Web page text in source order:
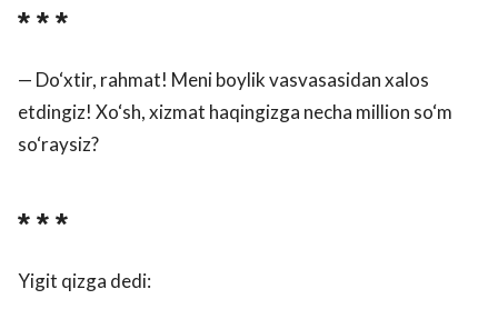
* * *
— Do‘xtir, rahmat! Meni boylik vasvasasidan xalos
etdingiz! Xo‘sh, xizmat haqingizga necha million so‘m
so‘raysiz?
* * *
Yigit qizga dedi: